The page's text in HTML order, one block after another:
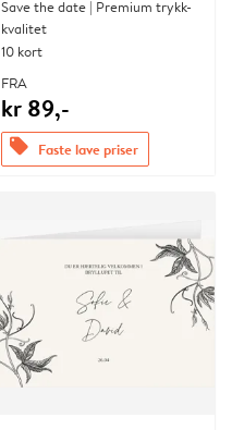
Save the date | Premium trykk-
kvalitet
10 kort
FRA
kr 89,-
offers Faste lave priser